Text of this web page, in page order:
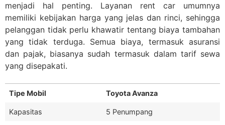
menjadi hal penting. Layanan rent car umumnya
memiliki kebijakan harga yang jelas dan rinci, sehingga
pelanggan tidak perlu khawatir tentang biaya tambahan
yang tidak terduga. Semua biaya, termasuk asuransi
dan pajak, biasanya sudah termasuk dalam tarif sewa
yang disepakati.
Tipe Mobil Toyota Avanza
Kapasitas 5 Penumpang